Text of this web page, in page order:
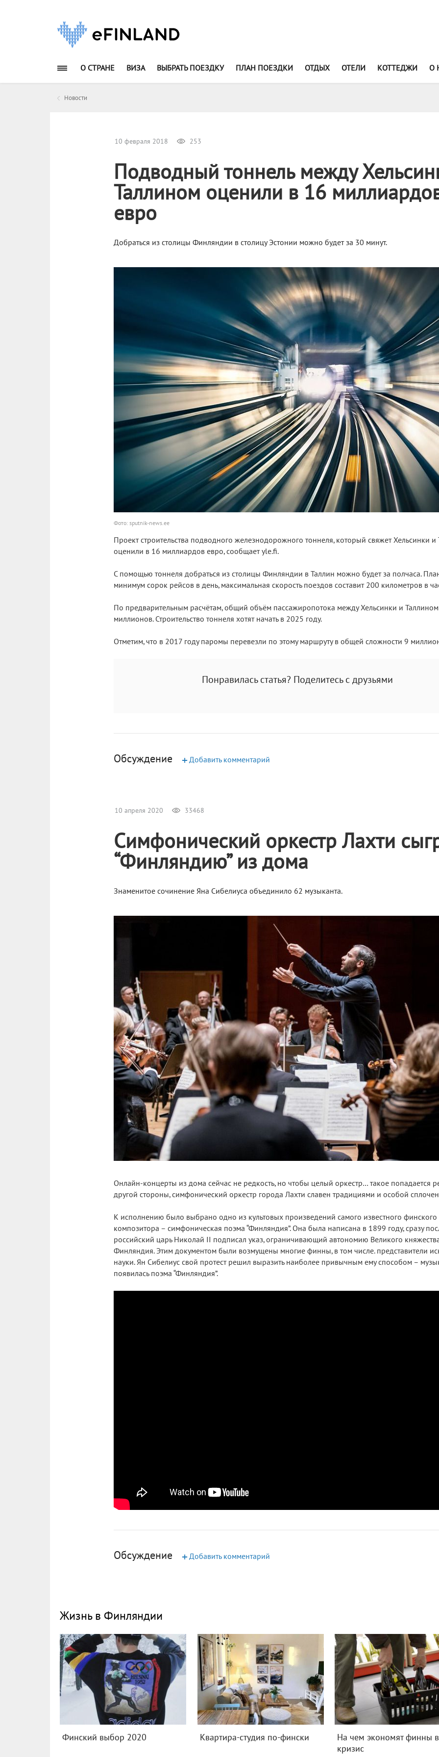
О СТРАНЕ ВИЗА ВЫБРАТЬ ПОЕЗДКУ ПЛАН ПОЕЗДКИ ОТДЫХ ОТЕЛИ КОТТЕДЖИ О
Новости
10 февраля 2018 253
Подводный тоннель между
Таллином оценили в 16
евро
Добраться из столицы Финляндии в столицу Эстонии можно будет за 30 минут.
Фото: sputnik-news.ee
Проект строительства подводного железнодорожного тоннеля, который свяжет Хельсинки и
оценили в 16 миллиардов евро, сообщает yle.fi.
С помощью тоннеля добраться из столицы Финляндии в Таллин можно будет за полчаса.
минимум сорок рейсов в день, максимальная скорость поездов составит 200 километров в
По предварительным расчётам, общий объём пассажиропотока между Хельсинки и Таллином
миллионов. Строительство тоннеля хотят начать в 2025 году.
Отметим, что в 2017 году паромы перевезли по этому маршруту в общей сложности 9
Понравилась статья? Поделитесь с друзьями
Обсуждение +Добавить комментарий
10 апреля 2020 33468
Симфонический оркестр Лахти
“Финляндию” из дома
Знаменитое сочинение Яна Сибелиуса объединило 62 музыканта.
Онлайн-концерты из дома сейчас не редкость, но чтобы целый оркестр… такое попадается
другой стороны, симфонический оркестр города Лахти славен традициями и особой
К исполнению было выбрано одно из культовых произведений самого известного финского
композитора – симфоническая поэма “Финляндия”. Она была написана в 1899 году, сразу
российский царь Николай II подписал указ, ограничивающий автономию Великого
Финляндия. Этим документом были возмущены многие финны, в том числе. представители
науки. Ян Сибелиус свой протест решил выразить наиболее привычным ему способом –
появилась поэма “Финляндия”.
Обсуждение +Добавить комментарий
Жизнь в Финляндии
Финский выбор 2020 Квартира-студия по-фински
На чем экономят финны в
кризис